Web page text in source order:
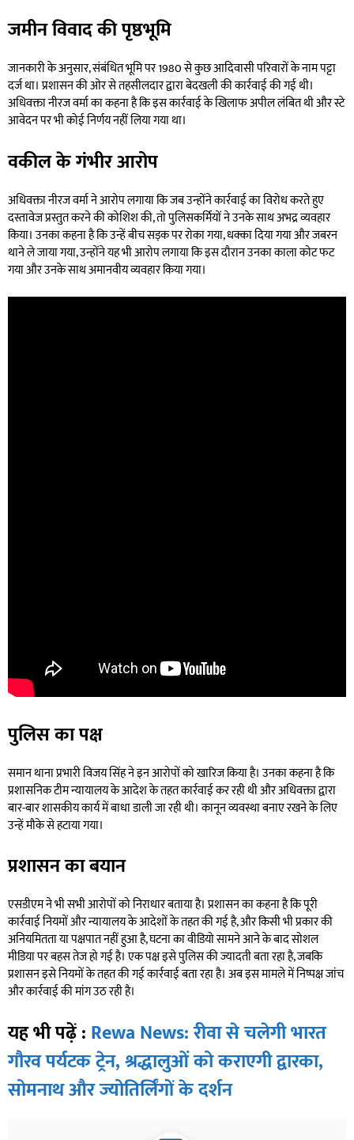
जमीन विवाद की पृष्ठभूमि
जानकारी के अनुसार, संबंधित भूमि पर 1980 से कुछ आदिवासी परिवारों के नाम पट्टा
दर्ज था। प्रशासन की ओर से तहसीलदार द्वारा बेदखली की कार्रवाई की गई थी।
अधिवक्ता नीरज वर्मा का कहना है कि इस कार्रवाई के खिलाफ अपील लंबित थी और स्टे
आवेदन पर भी कोई निर्णय नहीं लिया गया था।
वकील के गंभीर आरोप
अधिवक्ता नीरज वर्मा ने आरोप लगाया कि जब उन्होंने कार्रवाई का विरोध करते हुए
दस्तावेज प्रस्तुत करने की कोशिश की, तो पुलिसकर्मियों ने उनके साथ अभद्र व्यवहार
किया। उनका कहना है कि उन्हें बीच सड़क पर रोका गया, धक्का दिया गया और जबरन
थाने ले जाया गया, उन्होंने यह भी आरोप लगाया कि इस दौरान उनका काला कोट फट
गया और उनके साथ अमानवीय व्यवहार किया गया।
पुलिस का पक्ष
समान थाना प्रभारी विजय सिंह ने इन आरोपों को खारिज किया है। उनका कहना है कि
प्रशासनिक टीम न्यायालय के आदेश के तहत कार्रवाई कर रही थी और अधिवक्ता द्वारा
बार-बार शासकीय कार्य में बाधा डाली जा रही थी। कानून व्यवस्था बनाए रखने के लिए
उन्हें मौके से हटाया गया।
प्रशासन का बयान
एसडीएम ने भी सभी आरोपों को निराधार बताया है। प्रशासन का कहना है कि पूरी
कार्रवाई नियमों और न्यायालय के आदेशों के तहत की गई है, और किसी भी प्रकार की
अनियमितता या पक्षपात नहीं हुआ है, घटना का वीडियो सामने आने के बाद सोशल
मीडिया पर बहस तेज हो गई है। एक पक्ष इसे पुलिस की ज्यादती बता रहा है, जबकि
प्रशासन इसे नियमों के तहत की गई कार्रवाई बता रहा है। अब इस मामले में निष्पक्ष जांच
और कार्रवाई की मांग उठ रही है।
यह भी पढ़ें : Rewa News: रीवा से चलेगी भारत
गौरव पर्यटक ट्रेन, श्रद्धालुओं को कराएगी द्वारका,
सोमनाथ और ज्योतिर्लिंगों के दर्शन